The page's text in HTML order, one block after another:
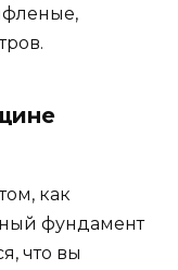
как
фундамент
что вы